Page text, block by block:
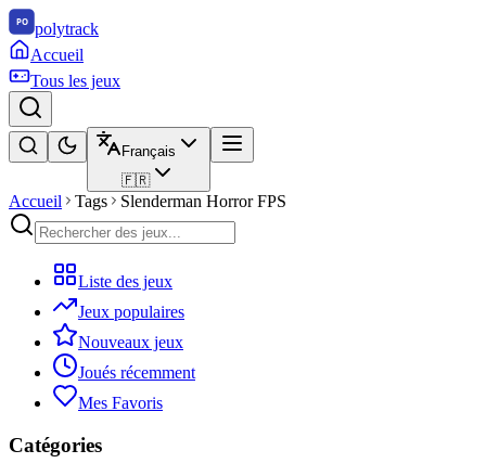
polytrack
Accueil
Tous les jeux
Français
🇫🇷
Accueil Tags Slenderman Horror FPS
Liste des jeux
Jeux populaires
Nouveaux jeux
Joués récemment
Mes Favoris
Catégories